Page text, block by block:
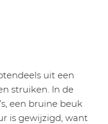
uit een
struiken. In de
een bruine beuk
is gewijzigd, want